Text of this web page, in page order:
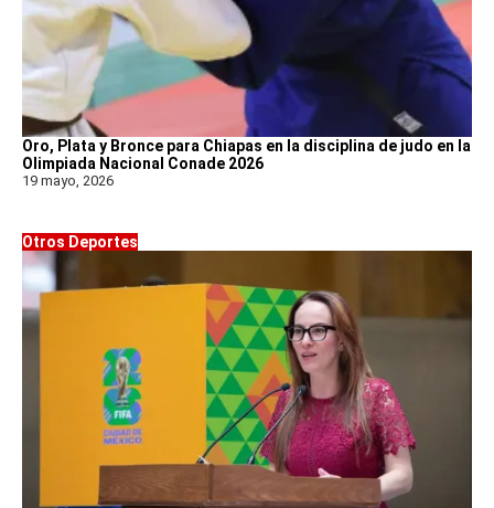
Oro, Plata y Bronce para Chiapas en la disciplina de judo en la
Olimpiada Nacional Conade 2026
19 mayo, 2026
Otros Deportes